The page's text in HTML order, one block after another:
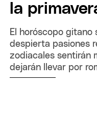
la
El horóscopo gitano
despierta pasiones
zodiacales sentirán
dejarán llevar por